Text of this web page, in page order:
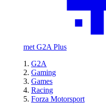
met G2A Plus
G2A
Gaming
Games
Racing
Forza Motorsport